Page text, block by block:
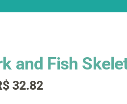
and Fish
32.82Faixa